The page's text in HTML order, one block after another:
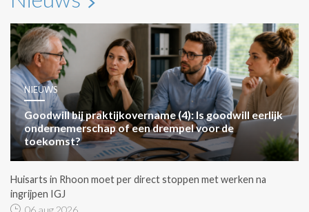
NIEUWS
Goodwill bij praktijkovername (4): Is goodwill eerlijk
ondernemerschap of een drempel voor de
toekomst?
Huisarts in Rhoon moet per direct stoppen met werken na
ingrijpen IGJ